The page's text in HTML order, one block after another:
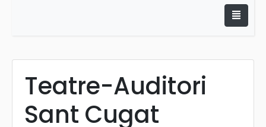
Teatre-Auditori
Sant Cugat